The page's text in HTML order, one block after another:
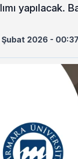
yapılacak.
Şubat 2026 - 00:37